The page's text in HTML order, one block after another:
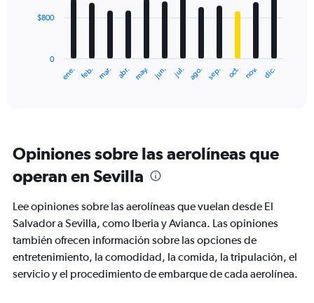
The
categories.
chart
1
Y
axis
values.
Range:
ene. feb. mar. abr. may. jun. jul. ago. sep. oct. nov. dic.
0
$800
Opiniones sobre las aerolíneas que
operan en Sevilla
Lee opiniones sobre las aerolíneas que vuelan desde El
Salvador a Sevilla, como Iberia y Avianca. Las opiniones
también ofrecen información sobre las opciones de
entretenimiento, la comodidad, la comida, la tripulación, el
servicio y el procedimiento de embarque de cada aerolínea.